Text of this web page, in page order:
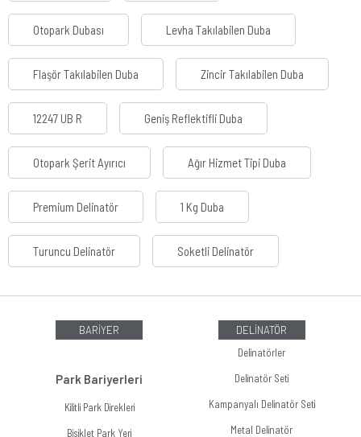
Otopark Dubası Levha Takılabilen Duba
Flaşör Takılabilen Duba Zincir Takılabilen Duba
12247 UB R Geniş Reflektifli Duba
Otopark Şerit Ayırıcı Ağır Hizmet Tipi Duba
Premium Delinatör 1 Kg Duba
Turuncu Delinatör Soketli Delinatör
BARİYER
Park Bariyerleri
Kilitli Park Direkleri
Bisiklet Park Yeri
DELİNATÖR
Delinatörler
Delinatör Seti
Kampanyalı Delinatör Seti
Metal Delinatör